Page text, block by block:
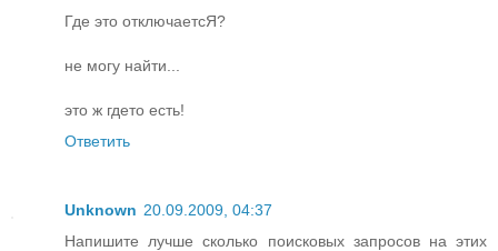
Где это отключаетсЯ?
не могу найти...
это ж гдето есть!
Ответить
Unknown 20.09.2009, 04:37
Напишите лучше сколько поисковых запросов на этих